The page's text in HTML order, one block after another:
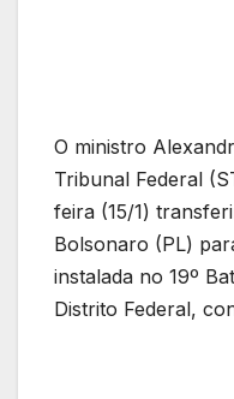
O ministro
Tribunal Federal
feira (15/1)
Bolsonaro (PL)
instalada no 19º
Distrito Federal,